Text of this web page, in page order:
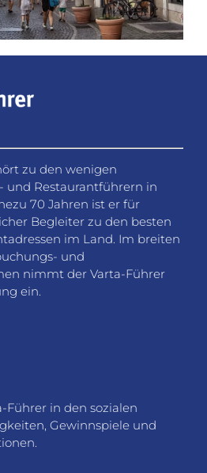
zu den wenigen
und Restaurantführern in
70 Jahren ist er für
Begleiter zu den besten
im Land. Im breiten
und
nimmt der Varta-Führer
ein.
Führer in den sozialen
Gewinnspiele und